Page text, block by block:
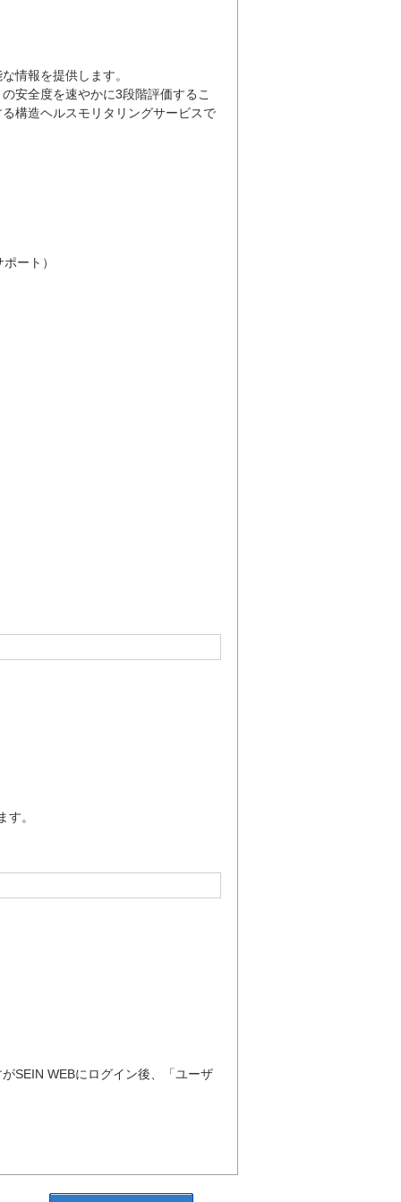
情報を提供します。
安全度を速やかに3段階評価するこ
構造ヘルスモリタリングサービスで
ート）
。
SEIN WEBにログイン後、「ユーザ